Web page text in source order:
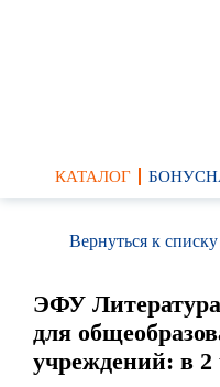
КАТАЛОГ
Вернуться к
ЭФУ
для
учреждений: в 2